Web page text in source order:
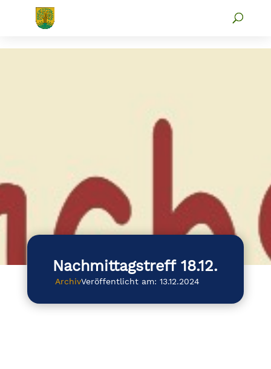
Nachmittagstreff 18.12.
ArchivVeröffentlicht am: 13.12.2024